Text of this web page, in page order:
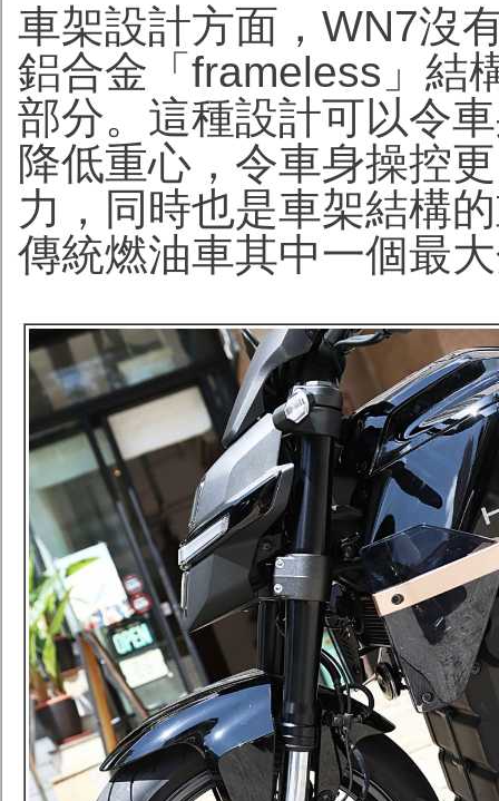
車架設計方面，WN7沒
鋁合金「frameless」結
部分。這種設計可以令
降低重心，令車身操控
力，同時也是車架結構
傳統燃油車其中一個最